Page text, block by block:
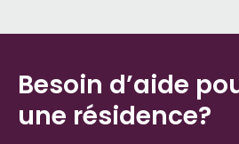
Besoin d’aide
une résidence?